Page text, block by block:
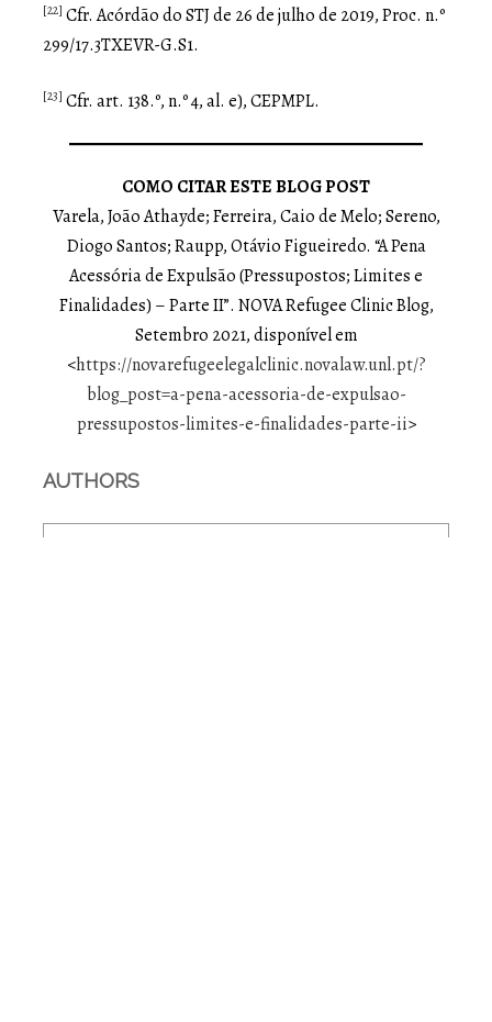
[22] Cfr. Acórdão do STJ de 26 de julho de 2019, Proc. n.º
299/17.3TXEVR-G.S1.
[23] Cfr. art. 138.º, n.º 4, al. e), CEPMPL.
COMO CITAR ESTE BLOG POST
Varela, João Athayde; Ferreira, Caio de Melo; Sereno,
Diogo Santos; Raupp, Otávio Figueiredo. “A Pena
Acessória de Expulsão (Pressupostos; Limites e
Finalidades) – Parte II”. NOVA Refugee Clinic Blog,
Setembro 2021, disponível em
<https://novarefugeelegalclinic.novalaw.unl.pt/?
blog_post=a-pena-acessoria-de-expulsao-
pressupostos-limites-e-finalidades-parte-ii>
AUTHORS